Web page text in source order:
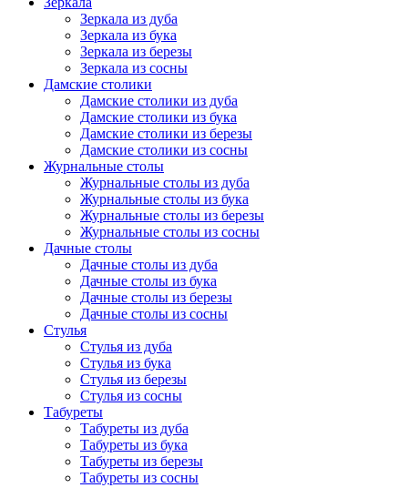
Зеркала из дуба
Зеркала из бука
Зеркала из березы
Зеркала из сосны
Дамские столики
Дамские столики из дуба
Дамские столики из бука
Дамские столики из березы
Дамские столики из сосны
Журнальные столы
Журнальные столы из дуба
Журнальные столы из бука
Журнальные столы из березы
Журнальные столы из сосны
Дачные столы
Дачные столы из дуба
Дачные столы из бука
Дачные столы из березы
Дачные столы из сосны
Стулья
Стулья из дуба
Стулья из бука
Стулья из березы
Стулья из сосны
Табуреты
Табуреты из дуба
Табуреты из бука
Табуреты из березы
Табуреты из сосны